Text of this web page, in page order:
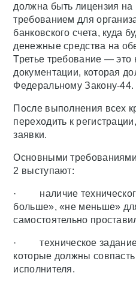
должна быть лицензия
требованием для
банковского счета, куда
денежные средства на
Третье требование — это
документации, которая
Федеральному Закону-44.
После выполнения всех
переходить к
заявки.
Основными
2 выступают:
· наличие
больше», «не меньше»
самостоятельно
· техническое задание
которые должны
исполнителя.